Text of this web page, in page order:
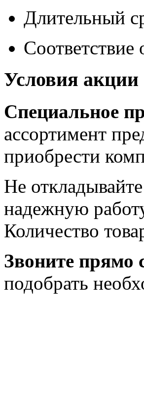
Длительный
Условия акции
Специальное
ассортимент
приобрести
Не
надежную
Количество
Звоните прямо
подобрать